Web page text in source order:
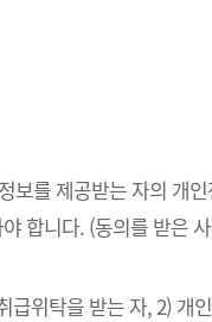
를 제공받는 자의 개
합니다. (동의를 받은
위탁을 받는 자, 2) 개